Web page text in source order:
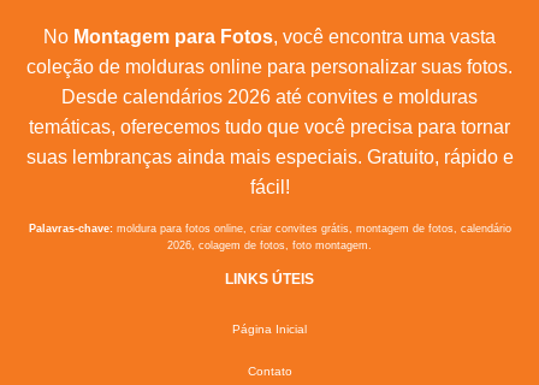
No Montagem para Fotos, você encontra uma vasta
coleção de molduras online para personalizar suas fotos.
Desde calendários 2026 até convites e molduras
temáticas, oferecemos tudo que você precisa para tornar
suas lembranças ainda mais especiais. Gratuito, rápido e
fácil!
Palavras-chave:moldura para fotos online, criar convites grátis, montagem de fotos, calendário
2026, colagem de fotos, foto montagem.
LINKS ÚTEIS
Página Inicial
Contato